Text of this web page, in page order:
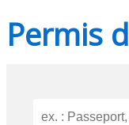
Permis